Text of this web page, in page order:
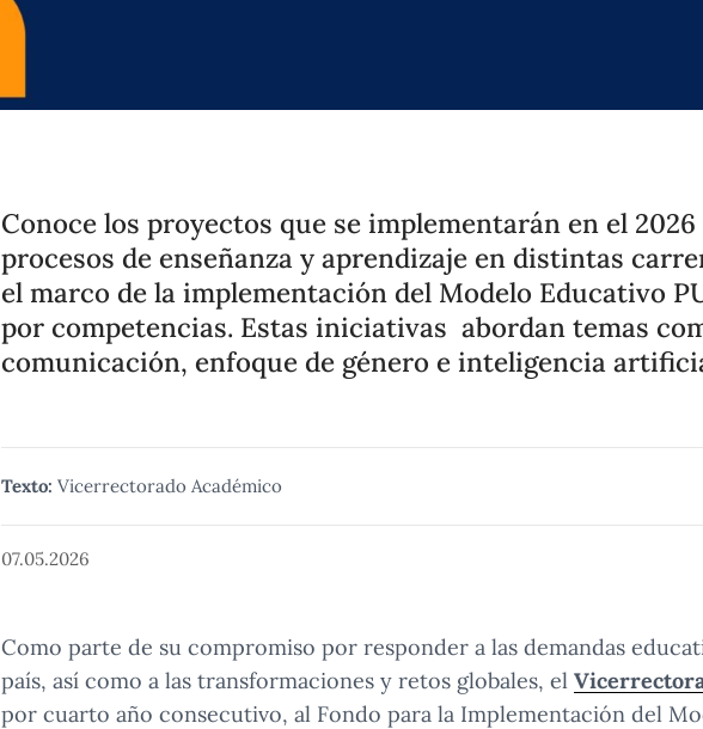
Conoce los proyectos que se implementarán en el
procesos de enseñanza y aprendizaje en distintas
el marco de la implementación del Modelo Educativo
por competencias. Estas iniciativas abordan temas
comunicación, enfoque de género e inteligencia
Texto: Vicerrectorado Académico
07.05.2026
Como parte de su compromiso por responder a las demandas
país, así como a las transformaciones y retos globales, el
por cuarto año consecutivo, al Fondo para la Implementación del